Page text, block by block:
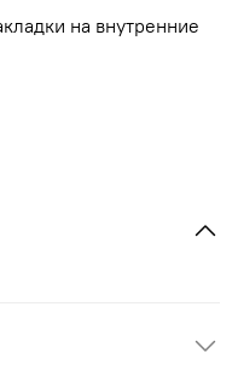
на внутренние